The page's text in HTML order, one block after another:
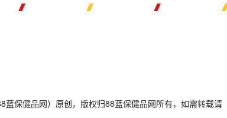
保健品网）原创，版权归88蓝保健品网所有，如需转载请